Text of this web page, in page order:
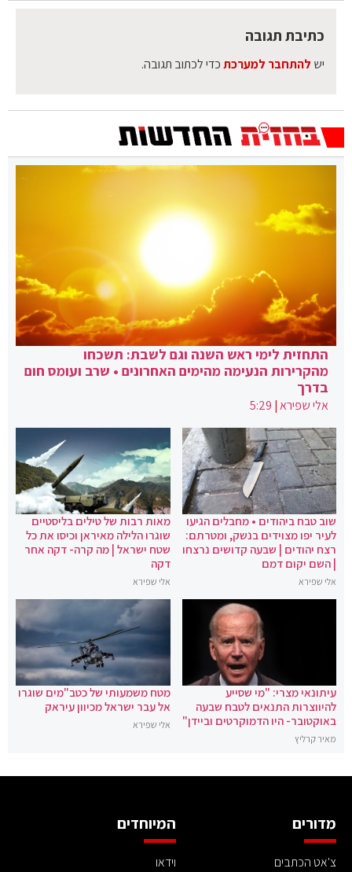
כתיבת תגובה
יש להתחבר למערכתכדי לכתוב תגובה.
התחזית לימי ראש השנה וגם לשבת: תשכחו
מהקרירות הנעימה מהימים האחרונים • שרב ועומס חום
בדרך
אלי שפירא|
5:29
שוב טבח ביהודים • מחבלים הגיעו
לעיר יפו מצוידים בנשק, ומטרתם:
רצח יהודים | שבעה קדושים נרצחו
| השם יקום דמם
אלי שפירא
מאות רבות של טילים בליסטיים
שוגרו הלילה מאיראן וכיסו את כל
שטח ישראל | מה קרה- דקה אחר
דקה
אלי שפירא
עיתונאי מצרי: "מי שסייע
להיווצרות התנאים לטבח שבעה
באוקטובר- היו הדמוקרטים וביידן"
מאיר קרליץ
מטח משמעותי של כטב"מים שוגרו
אל עבר ישראל מכיוון עיראק
אלי שפירא
מדורים
צ'אט הכתבים
המיוחדים
וידאו